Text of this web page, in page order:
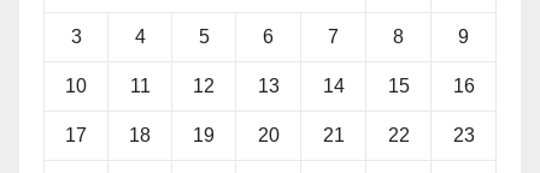
3 4 5 6 7 8 9
10 11 12 13 14 15 16
17 18 19 20 21 22 23